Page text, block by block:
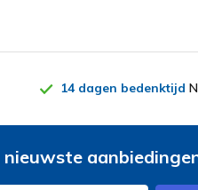
14 dagen bedenktijd